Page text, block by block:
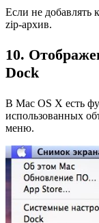
Если не добавлять
zip-архив.
10.
Dock
В Mac OS X есть
использованных
меню.